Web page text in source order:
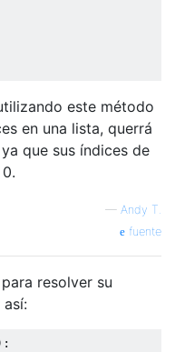
este método
en una lista, querrá
que sus índices de
— Andy T.
fuente
resolver su